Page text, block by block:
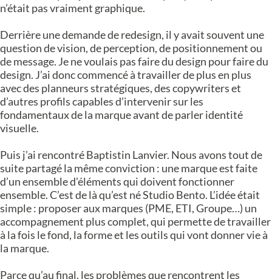
n’était pas vraiment graphique.
Derrière une demande de redesign, il y avait souvent une
question de vision, de perception, de positionnement ou
de message. Je ne voulais pas faire du design pour faire du
design. J’ai donc commencé à travailler de plus en plus
avec des planneurs stratégiques, des copywriters et
d’autres profils capables d’intervenir sur les
fondamentaux de la marque avant de parler identité
visuelle.
Puis j’ai rencontré Baptistin Lanvier. Nous avons tout de
suite partagé la même conviction : une marque est faite
d’un ensemble d’éléments qui doivent fonctionner
ensemble. C’est de là qu’est né Studio Bento. L’idée était
simple : proposer aux marques (PME, ETI, Groupe…) un
accompagnement plus complet, qui permette de travailler
à la fois le fond, la forme et les outils qui vont donner vie à
la marque.
Parce qu’au final, les problèmes que rencontrent les